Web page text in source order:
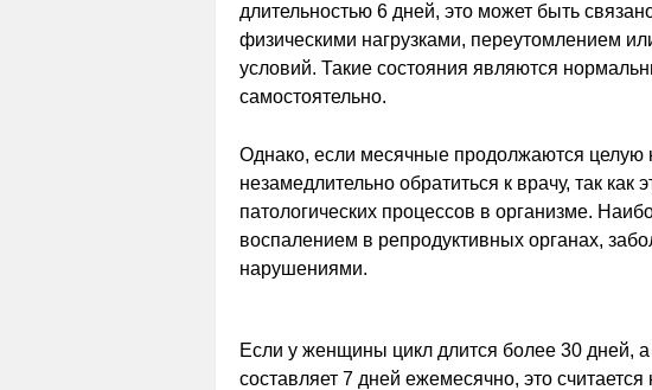
длительностью 6 дней, это может быть
физическими нагрузками, переутомлением
условий. Такие состояния являются
самостоятельно.
Однако, если месячные продолжаются целую
незамедлительно обратиться к врачу, так как
патологических процессов в организме.
воспалением в репродуктивных органах,
нарушениями.
Если у женщины цикл длится более 30 дней,
составляет 7 дней ежемесячно, это